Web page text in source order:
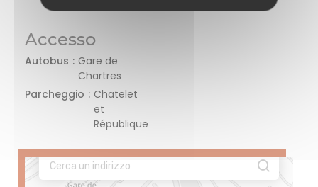
Accesso
Autobus
Gare de
Chartres
Parcheggio
Chatelet
et
République